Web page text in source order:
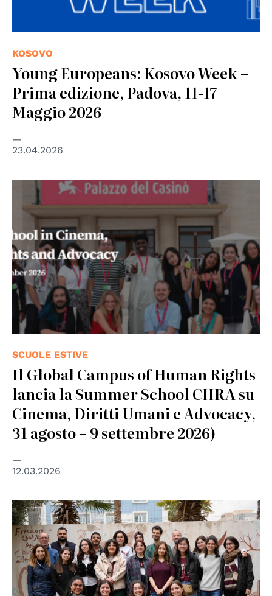
KOSOVO
Young Europeans: Kosovo Week –
Prima edizione, Padova, 11-17
Maggio 2026
23.04.2026
© Global Campus of Human Rights
SCUOLE ESTIVE
Il Global Campus of Human Rights
lancia la Summer School CHRA su
Cinema, Diritti Umani e Advocacy,
31 agosto – 9 settembre 2026)
12.03.2026